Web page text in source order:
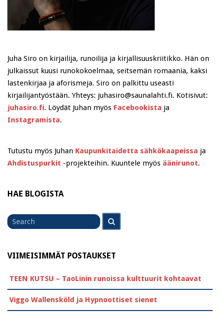
Juha Siro on kirjailija, runoilija ja kirjallisuuskriitikko. Hän on
julkaissut kuusi runokokoelmaa, seitsemän romaania, kaksi
lastenkirjaa ja aforismeja. Siro on palkittu useasti
kirjailijantyöstään. Yhteys: juhasiro@saunalahti.fi. Kotisivut:
juhasiro.fi. Löydät Juhan myös Facebookista ja
Instagramista.
Tutustu myös Juhan Kaupunkitaidetta sähkökaapeissa ja
Ahdistuspurkit -projekteihin. Kuuntele myös äänirunot.
HAE BLOGISTA
Search
for
VIIMEISIMMÄT POSTAUKSET
TEEN KUTSU – TaoLinin runoissa kulttuurit kohtaavat
Viggo Wallensköld ja Hypnoottiset sienet